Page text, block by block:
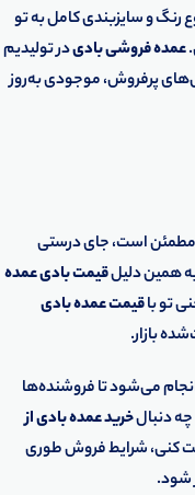
رنگ و سایزبندی کامل به تو
عمده فروشی بادیدر تولیدیم
پرفروش، موجودی به‌روز
است، جای درستی
همین دلیلقیمت بادی عمده
تو باقیمت عمده بادی
بازار.
می‌شود تا فروشنده‌ها
چه دنبالخرید عمده بادی از
کنی، شرایط فروش طوری
شود.